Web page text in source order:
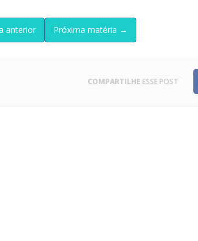
anterior Próxima matéria →
COMPARTILHE ESSE POST